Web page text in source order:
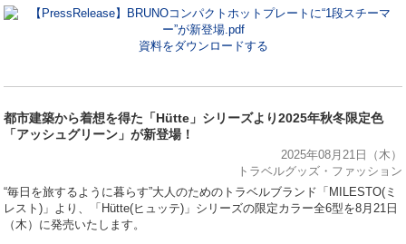
資料をダウンロードする
都市建築から着想を得た「Hütte」シリーズより2025年秋冬限定色
「アッシュグリーン」が新登場！
2025年08月21日（木）
トラベルグッズ・ファッション
“毎日を旅するように暮らす”大人のためのトラベルブランド「MILESTO(ミ
レスト)」より、「Hütte(ヒュッテ)」シリーズの限定カラー全6型を8月21日
（木）に発売いたします。